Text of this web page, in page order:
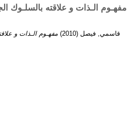
مفهـوم الـذات و علاقته بالسلـوك
قاسمي, فيصل (2010)
مفهـوم الـذات و